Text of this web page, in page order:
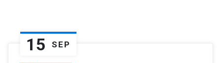
15 SEP